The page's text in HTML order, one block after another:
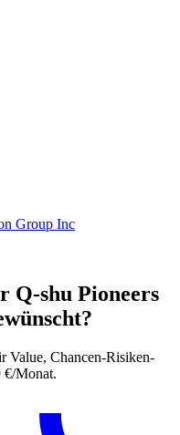
Group Inc
Q-shu Pioneers
Value, Chancen-Risiken-
€/Monat.